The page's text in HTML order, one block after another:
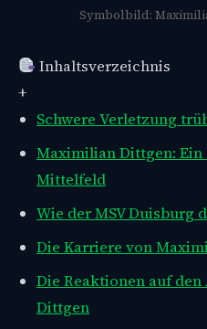
Symbolbild:
Inhaltsverzeichnis
+
Schwere Verletzung
Maximilian Dittgen:
Mittelfeld
Wie der MSV Duisburg
Die Karriere von
Die Reaktionen auf
Dittgen